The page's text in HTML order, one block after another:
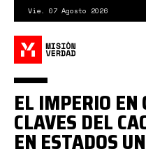
contenido
principal
Vie. 07 Agosto 2026
EL IMPERIO EN
CLAVES DEL
EN ESTADOS